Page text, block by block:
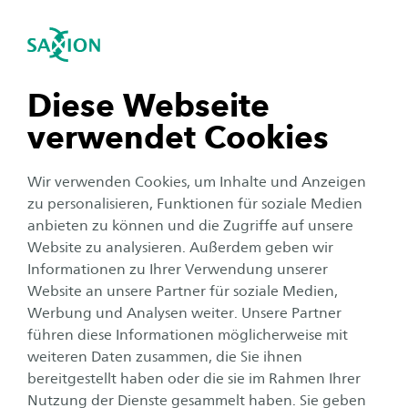
Diese Webseite
verwendet Cookies
Wir verwenden Cookies, um Inhalte und Anzeigen
zu personalisieren, Funktionen für soziale Medien
anbieten zu können und die Zugriffe auf unsere
Website zu analysieren. Außerdem geben wir
Informationen zu Ihrer Verwendung unserer
Website an unsere Partner für soziale Medien,
Werbung und Analysen weiter. Unsere Partner
führen diese Informationen möglicherweise mit
weiteren Daten zusammen, die Sie ihnen
bereitgestellt haben oder die sie im Rahmen Ihrer
Nutzung der Dienste gesammelt haben. Sie geben
Navigation öffnen
schließen
Social Work (Teilzeit/Dual)
Unternavigation öffnen
Karriereperspektiven
Nach dem erfolgreichen Abschluss deines
Studiums an der Saxion eröffnen sich dir
vielfältige und spannende Karriereperspektiven.
Dank der berufsbegleitenden und
praxisorientierten Ausbildung bist du optimal
aufgestellt, um in verschiedensten Bereichen
der Sozialen Arbeit flexibel tätig zu werden.
Deine Fähigkeiten ermöglichen es dir, mit
unterschiedlichen Zielgruppen zu arbeiten und
in zahlreichen Handlungsfeldern einen
positiven Unterschied zu machen. Starte deine
Karriere im sozialen Bereich, der nicht nur